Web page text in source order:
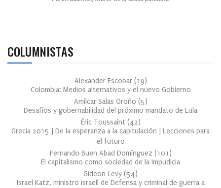
COLUMNISTAS
Alexander Escobar (19)
Colombia: Medios alternativos y el nuevo Gobierno
Amílcar Salas Oroño (5)
Desafíos y gobernabilidad del próximo mandato de Lula
Éric Toussaint (42)
Grecia 2015 | De la esperanza a la capitulación | Lecciones para
el futuro
Fernando Buen Abad Domínguez (101 )
El capitalismo como sociedad de la Impudicia
Gideon Levy (54)
Israel Katz, ministro israelí de Defensa y criminal de guerra a